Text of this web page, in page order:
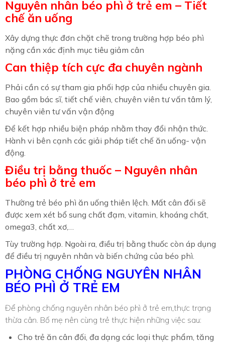
Nguyên nhân béo phì ở trẻ em – Tiết
chế ăn uống
Xây dựng thực đơn chặt chẽ trong trường hợp béo phì
nặng cần xác định mục tiêu giảm cân
Can thiệp tích cực đa chuyên ngành
Phải cần có sự tham gia phối hợp của nhiều chuyên gia.
Bao gồm bác sĩ, tiết chế viên, chuyên viên tư vấn tâm lý,
chuyên viên tư vấn vận động
Để kết hợp nhiều biện pháp nhằm thay đổi nhận thức.
Hành vi bên cạnh các giải pháp tiết chế ăn uống- vận
động.
Điều trị bằng thuốc – Nguyên nhân
béo phì ở trẻ em
Thường trẻ béo phì ăn uống thiên lệch. Mất cân đối sẽ
được xem xét bổ sung chất đạm, vitamin, khoáng chất,
omega3, chất xơ,…
Tùy trường hợp. Ngoài ra, điều trị bằng thuốc còn áp dụng
để điều trị nguyên nhân và biến chứng của béo phì.
PHÒNG CHỐNG NGUYÊN NHÂN
BÉO PHÌ Ở TRẺ EM
Để phòng chống nguyên nhân béo phì ở trẻ em,thực trạng
thừa cân. Bố mẹ nên cùng trẻ thực hiện những việc sau:
Cho trẻ ăn cân đối, đa dạng các loại thực phẩm, tăng